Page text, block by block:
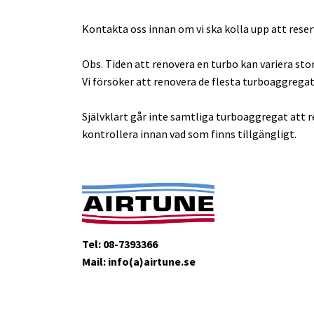
Kontakta oss innan om vi ska kolla upp att
Obs. Tiden att renovera en turbo kan variera
Vi försöker att renovera de flesta
Självklart går inte samtliga turboaggregat att
kontrollera innan vad som finns tillgängligt.
Tel: 08-7393366
Mail: info(a)airtune.se